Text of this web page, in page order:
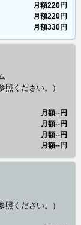
月額220円
月額220円
月額330円
照ください。）
月額--円
月額--円
月額--円
月額--円
照ください。）